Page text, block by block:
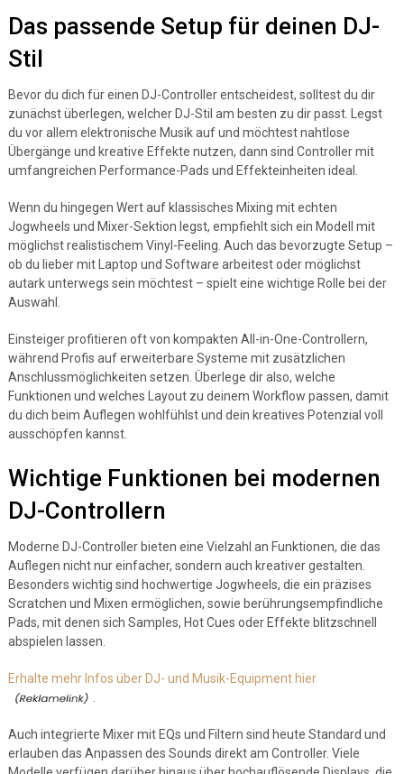
Das passende Setup für deinen DJ-
Stil
Bevor du dich für einen DJ-Controller entscheidest, solltest du dir
zunächst überlegen, welcher DJ-Stil am besten zu dir passt. Legst
du vor allem elektronische Musik auf und möchtest nahtlose
Übergänge und kreative Effekte nutzen, dann sind Controller mit
umfangreichen Performance-Pads und Effekteinheiten ideal.
Wenn du hingegen Wert auf klassisches Mixing mit echten
Jogwheels und Mixer-Sektion legst, empfiehlt sich ein Modell mit
möglichst realistischem Vinyl-Feeling. Auch das bevorzugte Setup –
ob du lieber mit Laptop und Software arbeitest oder möglichst
autark unterwegs sein möchtest – spielt eine wichtige Rolle bei der
Auswahl.
Einsteiger profitieren oft von kompakten All-in-One-Controllern,
während Profis auf erweiterbare Systeme mit zusätzlichen
Anschlussmöglichkeiten setzen. Überlege dir also, welche
Funktionen und welches Layout zu deinem Workflow passen, damit
du dich beim Auflegen wohlfühlst und dein kreatives Potenzial voll
ausschöpfen kannst.
Wichtige Funktionen bei modernen
DJ-Controllern
Moderne DJ-Controller bieten eine Vielzahl an Funktionen, die das
Auflegen nicht nur einfacher, sondern auch kreativer gestalten.
Besonders wichtig sind hochwertige Jogwheels, die ein präzises
Scratchen und Mixen ermöglichen, sowie berührungsempfindliche
Pads, mit denen sich Samples, Hot Cues oder Effekte blitzschnell
abspielen lassen.
Erhalte mehr Infos über DJ- und Musik-Equipment hier
Auch integrierte Mixer mit EQs und Filtern sind heute Standard und
erlauben das Anpassen des Sounds direkt am Controller. Viele